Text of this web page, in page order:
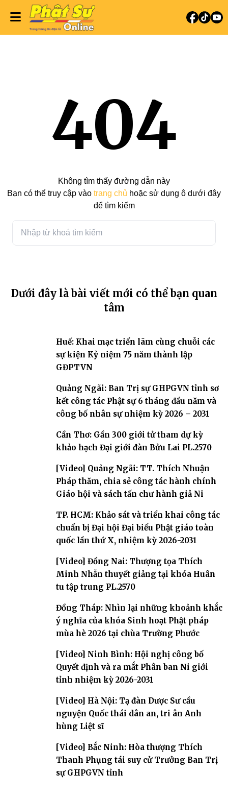
404
Không tìm thấy đường dẫn này
Bạn có thể truy cập vào trang chủ hoặc sử dụng ô dưới đây
để tìm kiếm
Dưới đây là bài viết mới có thể bạn quan
tâm
Huế: Khai mạc triển lãm cùng chuỗi các
sự kiện Kỷ niệm 75 năm thành lập
GĐPTVN
Quảng Ngãi: Ban Trị sự GHPGVN tỉnh sơ
kết công tác Phật sự 6 tháng đầu năm và
công bố nhân sự nhiệm kỳ 2026 – 2031
Cần Thơ: Gần 300 giới tử tham dự kỳ
khảo hạch Đại giới đàn Bửu Lai PL.2570
[Video] Quảng Ngãi: TT. Thích Nhuận
Pháp thăm, chia sẻ công tác hành chính
Giáo hội và sách tấn chư hành giả Ni
TP. HCM: Khảo sát và triển khai công tác
chuẩn bị Đại hội Đại biểu Phật giáo toàn
quốc lần thứ X, nhiệm kỳ 2026-2031
[Video] Đồng Nai: Thượng tọa Thích
Minh Nhẫn thuyết giảng tại khóa Huân
tu tập trung PL.2570
Đồng Tháp: Nhìn lại những khoảnh khắc
ý nghĩa của khóa Sinh hoạt Phật pháp
mùa hè 2026 tại chùa Trường Phước
[Video] Ninh Bình: Hội nghị công bố
Quyết định và ra mắt Phân ban Ni giới
tỉnh nhiệm kỳ 2026-2031
[Video] Hà Nội: Tạ đàn Dược Sư cầu
nguyện Quốc thái dân an, tri ân Anh
hùng Liệt sĩ
[Video] Bắc Ninh: Hòa thượng Thích
Thanh Phụng tái suy cử Trưởng Ban Trị
sự GHPGVN tỉnh